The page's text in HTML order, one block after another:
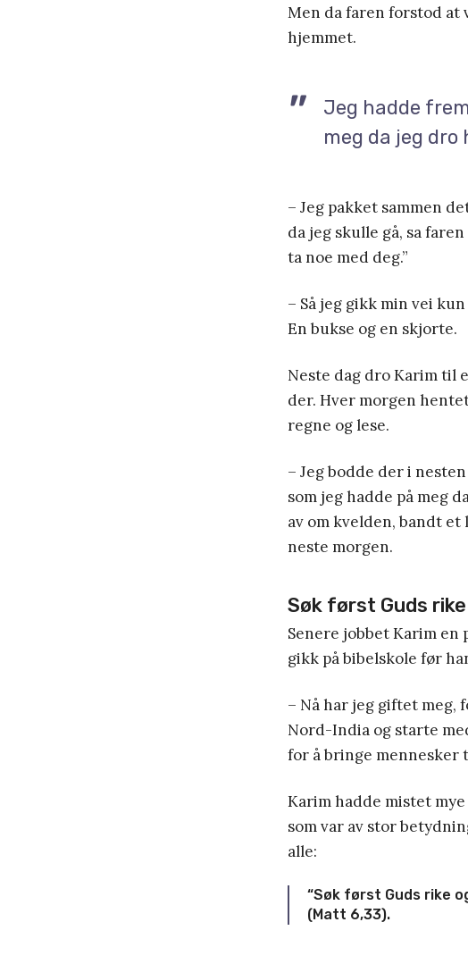
Men da faren forstod at
hjemmet.
Jeg hadde
meg da jeg
– Jeg pakket sammen
da jeg skulle gå, sa
ta noe med deg.”
– Så jeg gikk min vei
En bukse og en skjorte.
Neste dag dro Karim til
der. Hver morgen
regne og lese.
– Jeg bodde der i
som jeg hadde på meg
av om kvelden, bandt
neste morgen.
Søk først Guds rike
Senere jobbet Karim
gikk på bibelskole før
– Nå har jeg giftet meg,
Nord-India og starte
for å bringe mennesker
Karim hadde mistet
som var av stor
alle:
“Søk først Guds rike
(Matt 6,33).